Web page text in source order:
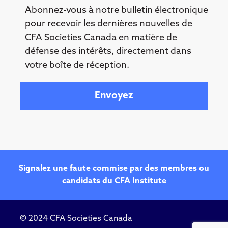
Abonnez-vous à notre bulletin électronique
pour recevoir les dernières nouvelles de
CFA Societies Canada en matière de
défense des intérêts, directement dans
votre boîte de réception.
Signalez une faute commise par des membres ou
candidats du CFA Institute
© 2024 CFA Societies Canada